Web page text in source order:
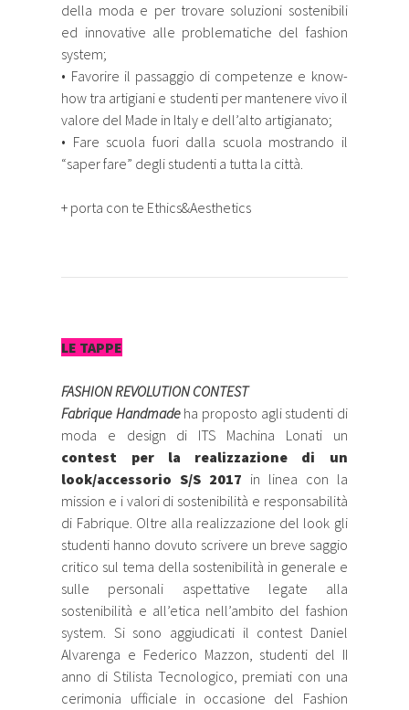
della moda e per trovare soluzioni sostenibili
ed innovative alle problematiche del fashion
system;
• Favorire il passaggio di competenze e know-
how tra artigiani e studenti per mantenere vivo il
valore del Made in Italy e dell’alto artigianato;
• Fare scuola fuori dalla scuola mostrando il
“saper fare” degli studenti a tutta la città.
+ porta con te Ethics&Aesthetics
LE TAPPE
FASHION REVOLUTION CONTEST
Fabrique Handmadeha proposto agli studenti di
moda e design di ITS Machina Lonati un
contest per la realizzazione di un
look/accessorio S/S 2017 in linea con la
mission e i valori di sostenibilità e responsabilità
di Fabrique. Oltre alla realizzazione del look gli
studenti hanno dovuto scrivere un breve saggio
critico sul tema della sostenibilità in generale e
sulle personali aspettative legate alla
sostenibilità e all’etica nell’ambito del fashion
system. Si sono aggiudicati il contest Daniel
Alvarenga e Federico Mazzon, studenti del II
anno di Stilista Tecnologico, premiati con una
cerimonia ufficiale in occasione del Fashion